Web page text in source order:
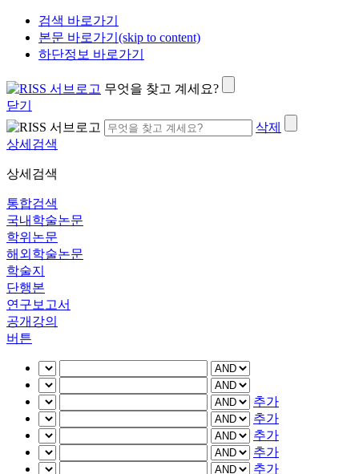
검색 바로가기
본문 바로가기(skip to content)
하단정보 바로가기
무엇을 찾고 계세요?
닫기
삭제
상세검색
상세검색
통합검색
국내학술논문
학위논문
해외학술논문
학술지
단행본
연구보고서
공개강의
버튼
추가
추가
추가
추가
추가